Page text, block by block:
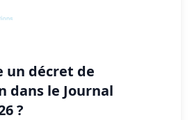
un décret de
dans le Journal
?